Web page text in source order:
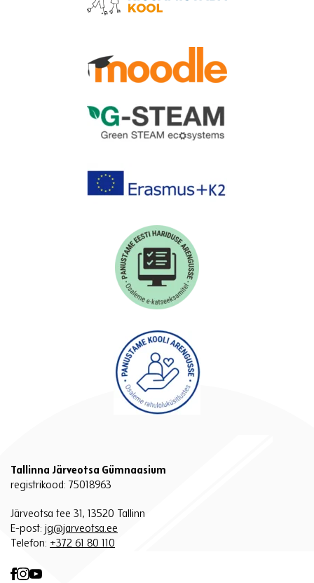
Tallinna Järveotsa Gümnaasium
registrikood: 75018963
Järveotsa tee 31, 13520 Tallinn
E-post: jg@jarveotsa.ee
Telefon: +372 61 80 110